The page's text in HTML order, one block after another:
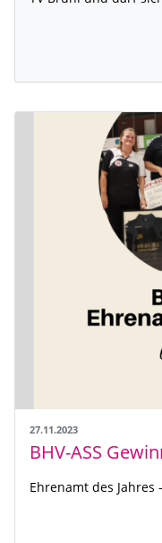
27.11.2023
BHV-ASS
Ehrenamt des Jahres